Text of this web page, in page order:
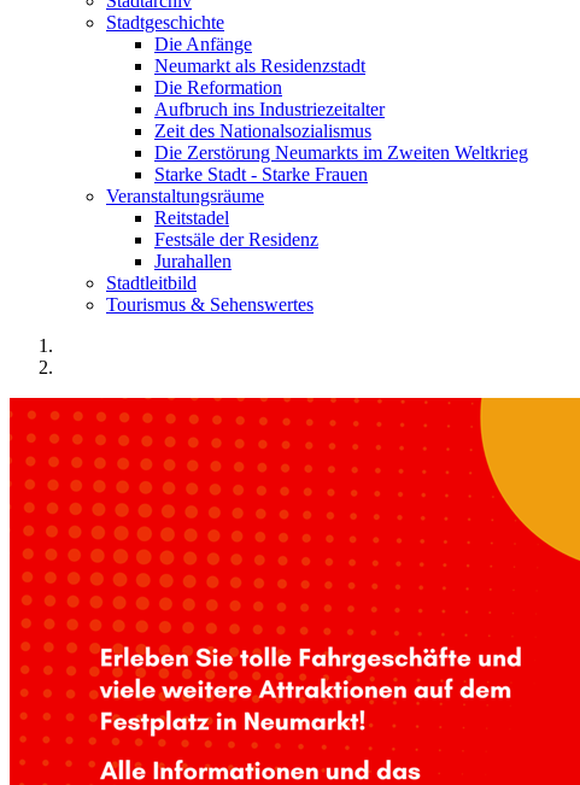
Stadtgeschichte
Die Anfänge
Neumarkt als Residenzstadt
Die Reformation
Aufbruch ins Industriezeitalter
Zeit des Nationalsozialismus
Die Zerstörung Neumarkts im Zweiten Weltkrieg
Starke Stadt - Starke Frauen
Veranstaltungsräume
Reitstadel
Festsäle der Residenz
Jurahallen
Stadtleitbild
Tourismus & Sehenswertes